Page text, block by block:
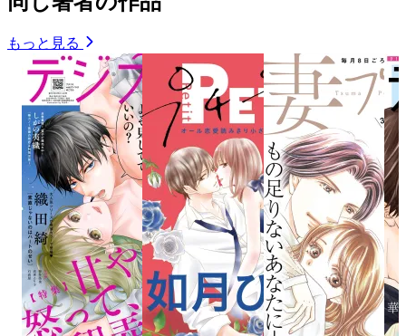
もっと見る